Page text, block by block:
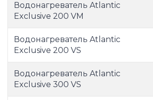
Водонагреватель Atlantic
Exclusive 200 VM
Водонагреватель Atlantic
Exclusive 200 VS
Водонагреватель Atlantic
Exclusive 300 VS